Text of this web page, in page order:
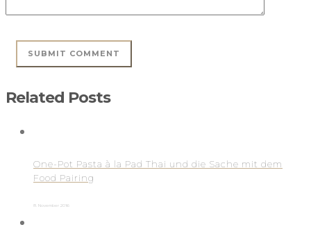
Related Posts
One-Pot Pasta à la Pad Thai und die Sache mit dem
Food Pairing
8. November 2016